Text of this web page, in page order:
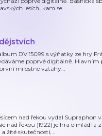
lesích, kam se…
album DV 15099 s výňatky ze hry
poprvé digitálně.
milostné vztahy…
nad řekou vydal Supraphon
nad řekou (1922) je hra o mládí a
žité skutečnosti,…